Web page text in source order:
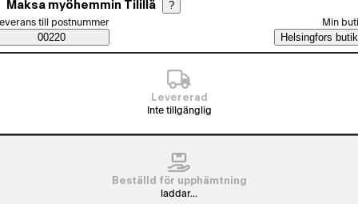
Maksa myöhemmin Tilillä ?
Saatavuustiedot
beställningssätt
till postnummer
00220
Min
Helsingfors butik
Levererad
Inte tillgänglig
Beställd för upphämtning
laddar...